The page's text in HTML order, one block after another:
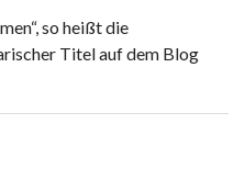
so heißt die
Titel auf dem Blog